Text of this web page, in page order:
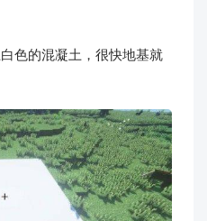
色的混凝土，很快地基就